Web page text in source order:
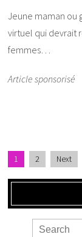
Jeune maman ou
virtuel qui devrait
femmes…
Article sponsorisé
1 2 Next